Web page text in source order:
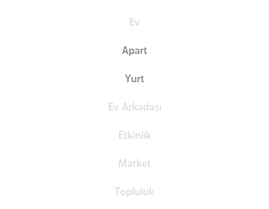
Ev
Apart
Yurt
Ev Arkadaşı
Etkinlik
Market
Topluluk